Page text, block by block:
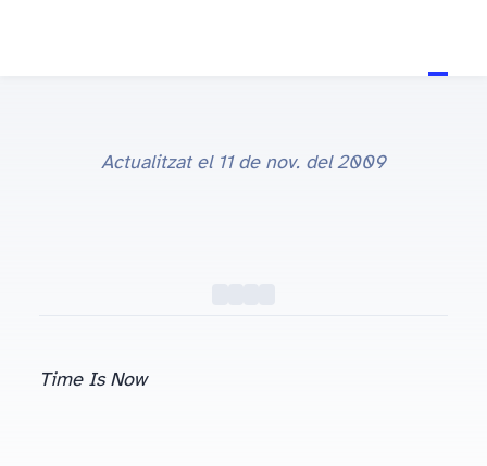
Actualitzat el 11 de nov. del 2009
Time Is Now